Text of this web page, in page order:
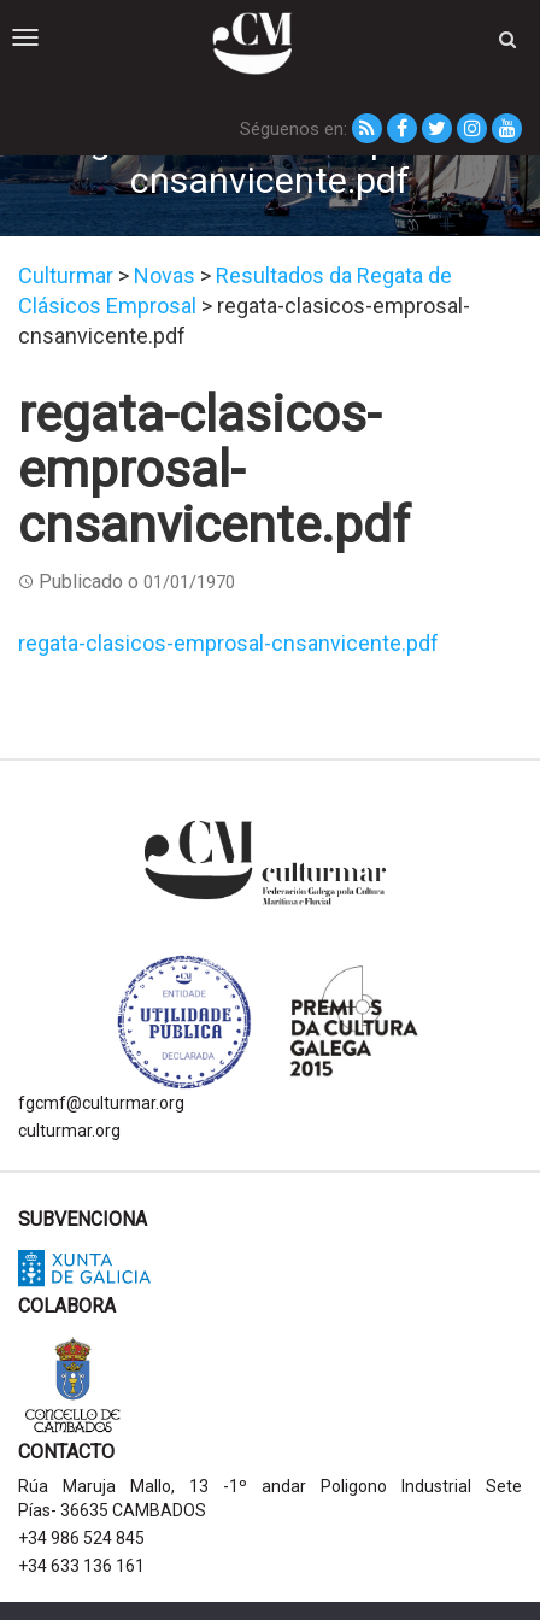
Toggle
Séguenos en:
regata-clasicos-emprosal-
cnsanvicente.pdf
Culturmar > Novas > Resultados da Regata de
Clásicos Emprosal > regata-clasicos-emprosal-
cnsanvicente.pdf
regata-clasicos-
emprosal-
cnsanvicente.pdf
Publicado o 01/01/1970
regata-clasicos-emprosal-cnsanvicente.pdf
fgcmf@culturmar.org
culturmar.org
SUBVENCIONA
COLABORA
CONTACTO
Rúa Maruja Mallo, 13 -1º andar Poligono Industrial Sete
Pías- 36635 CAMBADOS
+34 986 524 845
+34 633 136 161